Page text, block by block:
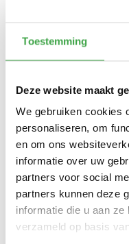
Toestemming
Deze website maakt
We gebruiken cookies
personaliseren, om
en om ons
informatie over uw
partners voor social
partners kunnen deze
informatie die u aan
verzameld op basis
Deur
Doorloophoogte deur
Bevestigingsmaterialen
Transport